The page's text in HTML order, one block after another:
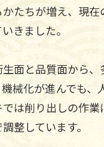
たちが増え、現
きました。
面と品質面から
械化が進んでも
は削り出しの作
整しています。